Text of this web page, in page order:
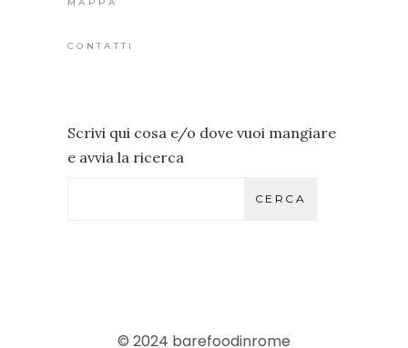
CONTATTI
Scrivi qui cosa e/o dove vuoi mangiare
e avvia la ricerca
CERCA
© 2024 barefoodinrome